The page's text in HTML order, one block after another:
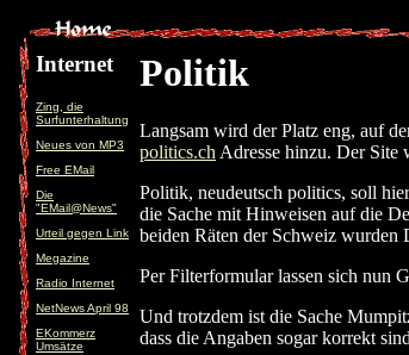
Internet
Zing, die
Surfunterhaltung
Neues von MP3
Free EMail
Die
"EMail@News"
Urteil gegen Link
Megazine
Radio Internet
NetNews April 98
EKommerz
Umsätze
Politik
Langsam wird der Platz eng, auf
politics.chAdresse hinzu. Der Site
Politik, neudeutsch politics, soll
die Sache mit Hinweisen auf die
beiden Räten der Schweiz wurden
Per Filterformular lassen sich nun
Und trotzdem ist die Sache
dass die Angaben sogar korrekt